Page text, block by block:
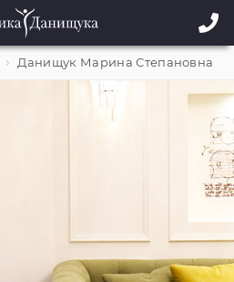
Данищук Марина Степановна